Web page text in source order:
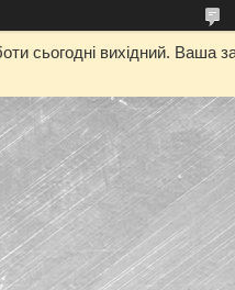
сьогодні вихідний. Ваша